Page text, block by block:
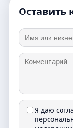
Оставить
Я даю